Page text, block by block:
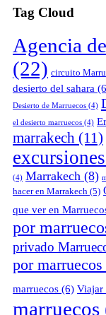
Tag Cloud
Agencia
(22) circuito
desierto del sahara
Desierto de Marruecos (4)
el desierto marruecos (4)
marrakech (11)
(4) Marrakech (8)
hacer en Marrakech (5)
que ver en
por
privado
por marruecos
marruecos (6) Viajar
marruecos